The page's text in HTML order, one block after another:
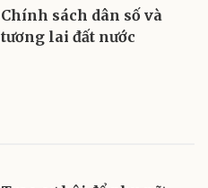
Chính sách dân số và
tương lai đất nước